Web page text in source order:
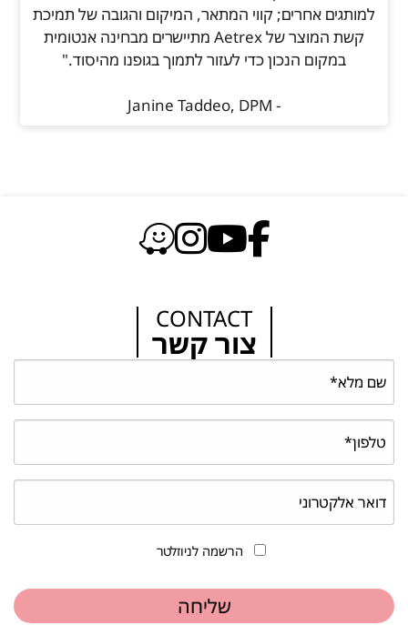
למותגים אחרים; קווי המתאר, המיקום והגובה של תמיכת
קשת המוצר של Aetrex מתיישרים מבחינה אנטומית
במקום הנכון כדי לעזור לתמוך בגופנו מהיסוד."
- Janine Taddeo, DPM
CONTACT
צור קשר
הרשמה לניוזלטר